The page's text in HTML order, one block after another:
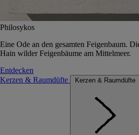
Philosykos
Eine Ode an den gesamten Feigenbaum.
Hain wilder Feigenbäume am Mittelmeer.
Entdecken
Kerzen & Raumdüfte
Kerzen & Raumdüfte